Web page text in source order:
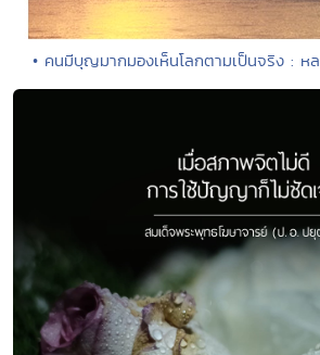
• คนมีบุญมากมองเห็นโลกตามเป็นจริง : ห